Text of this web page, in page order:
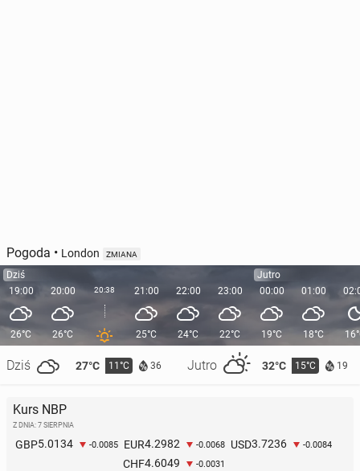
Pogoda • London ZMIANA
Dziś
19:00
26°C
Dziś 27°C 11°C 36 Jutro 32°C 15°C 19
20:00
26°C
20:38 21:00
25°C
22:00
24°C
23:00
22°C
Jutro
00:00
19°C
01:00
18°C
Kurs NBP
Z DNIA: 7 SIERPNIA
GBP5.0134 -0.0085 EUR4.2982 -0.0068 USD3.7236 -0.0084
CHF4.6049 -0.0031